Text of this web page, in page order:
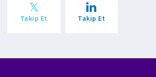
Takip Et Takip Et